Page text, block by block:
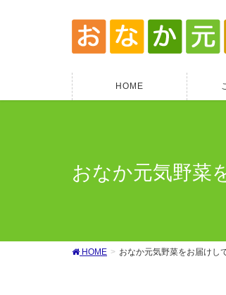
HOME
おなか元気野菜
HOME おなか元気野菜をお届けし